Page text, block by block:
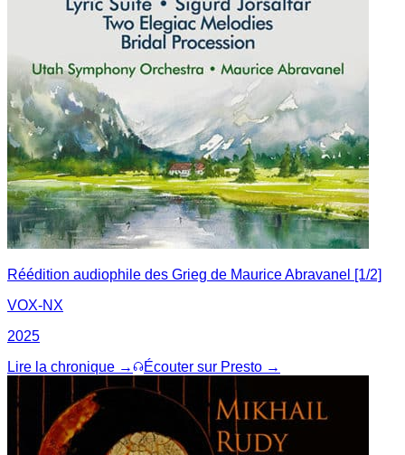
Réédition audiophile des Grieg de Maurice Abravanel [1/2]
VOX-NX
2025
Lire la chronique →
Écouter sur Presto →